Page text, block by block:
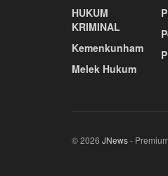
HUKUM
KRIMINAL
Kemenkunham
Melek Hukum
© 2026 JNews-